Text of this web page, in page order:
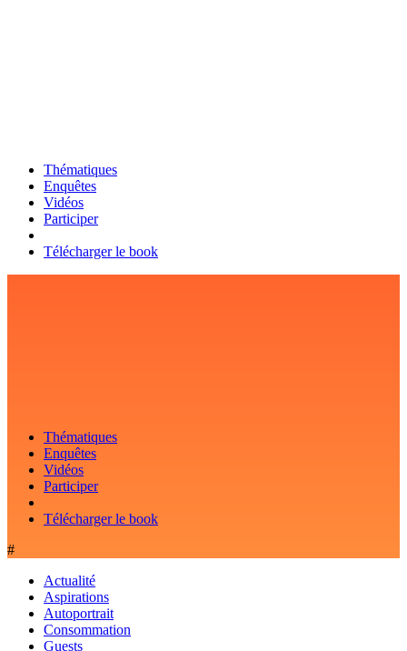
Thématiques
Enquêtes
Vidéos
Participer
Télécharger le book
Thématiques
Enquêtes
Vidéos
Participer
Télécharger le book
#
Actualité
Aspirations
Autoportrait
Consommation
Guests